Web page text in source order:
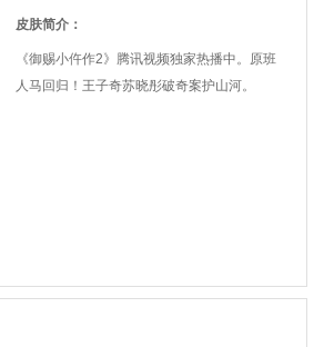
皮肤简介：
《御赐小仵作2》腾讯视频独家热播中。原班
人马回归！王子奇苏晓彤破奇案护山河。